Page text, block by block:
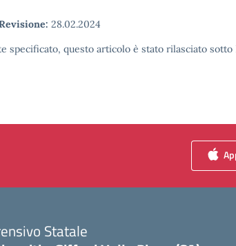
28.02.2024
specificato, questo articolo è stato rilasciato
Statale